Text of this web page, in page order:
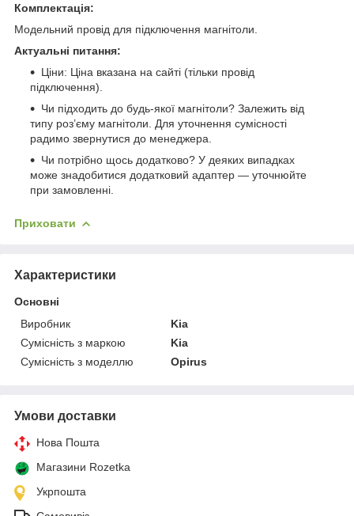
Комплектація:
Модельний провід для підключення магнітоли.
Актуальні питання:
Ціни: Ціна вказана на сайті (тільки провід
підключення).
Чи підходить до будь-якої магнітоли? Залежить від
типу роз’єму магнітоли. Для уточнення сумісності
радимо звернутися до менеджера.
Чи потрібно щось додатково? У деяких випадках
може знадобитися додатковий адаптер — уточнюйте
при замовленні.
Приховати
Характеристики
Основні
Виробник
Kia
Сумісність з маркою
Kia
Сумісність з моделлю
Opirus
Умови доставки
Нова Пошта
Магазини Rozetka
Укрпошта